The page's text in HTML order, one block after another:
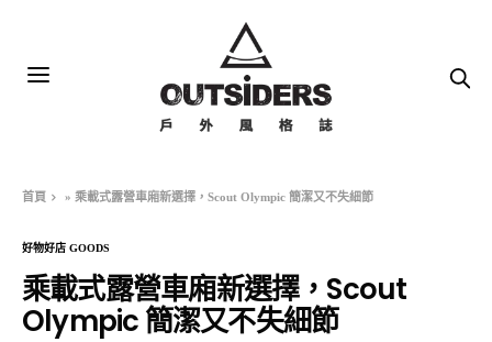
首頁 »乘載式露營車廂新選擇，Scout Olympic 簡潔又不失細節
好物好店 GOODS
乘載式露營車廂新選擇，Scout
Olympic 簡潔又不失細節